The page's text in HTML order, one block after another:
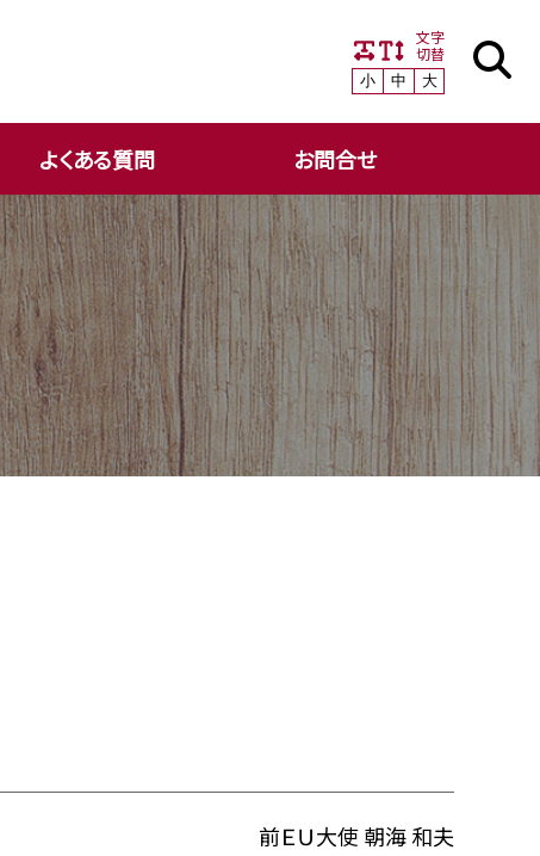
文字
切替
小 中 大
よくある質問 お問合せ
前ＥＵ大使 朝海 和夫